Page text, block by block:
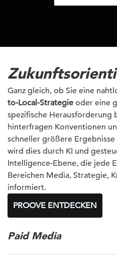
Ganz gleich, ob Sie eine
to-Local-Strategie oder eine
spezifische Herausforderung
hinterfragen Konventionen
schneller größere
wird dies durch KI und
Intelligence-Ebene, die jede
Bereichen Media, Strategie,
informiert.
PROOVE ENTDECKEN
Paid Media